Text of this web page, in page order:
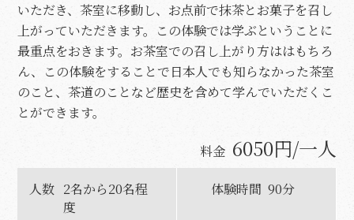
いただき、茶室に移動し、お点前で抹茶とお菓子を召し
上がっていただきます。この体験では学ぶということに
最重点をおきます。お茶室での召し上がり方ははもちろ
ん、この体験をすることで日本人でも知らなかった茶室
のこと、茶道のことなど歴史を含めて学んでいただくこ
とができます。
料金 6050円/一人
人数 2名から20名程
度
体験時間 90分